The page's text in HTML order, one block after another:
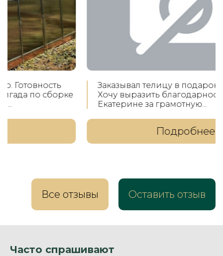
Заказывал телицу в подарок маме на дачу.
Хочу выразить благодарность менеджеру
Екатерине за грамотную...
Все отзывы Оставить отзыв
Часто спрашивают